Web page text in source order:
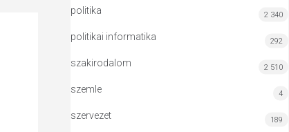
politika 2 340
politikai informatika 292
szakirodalom 2 510
szemle 4
szervezet 189